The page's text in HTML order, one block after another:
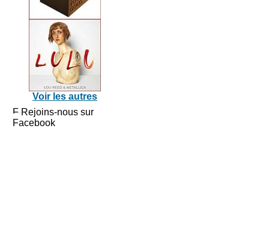
Voir les autres
Rejoins-nous sur
Facebook